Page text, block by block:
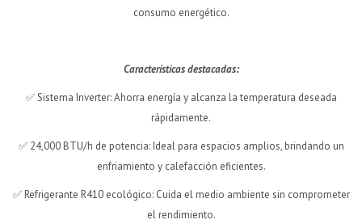
consumo energético.
Características destacadas:
✅ Sistema Inverter: Ahorra energía y alcanza la temperatura deseada
rápidamente.
✅ 24,000 BTU/h de potencia: Ideal para espacios amplios, brindando un
enfriamiento y calefacción eficientes.
✅ Refrigerante R410 ecológico: Cuida el medio ambiente sin comprometer
el rendimiento.